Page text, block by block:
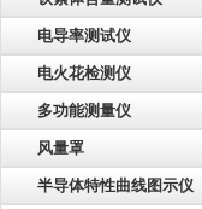
电导率测试仪
电火花检测仪
多功能测量仪
风量罩
半导体特性曲线图示仪